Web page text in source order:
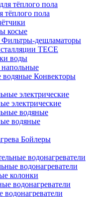
тёплого пола
косые
Фильтры-дешламаторы
TECE
воды
Конвекторы
электрические
водяные
Бойлеры
водонагреватели
колонки
водонагреватели